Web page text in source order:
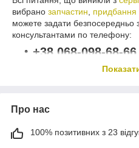
вибрано запчастин придбання
можете задати безпосередньо
консультантами по телефону:
+38 068-098-68-66
+38 050-44-28-131
Про нас
100% позитивних з 23